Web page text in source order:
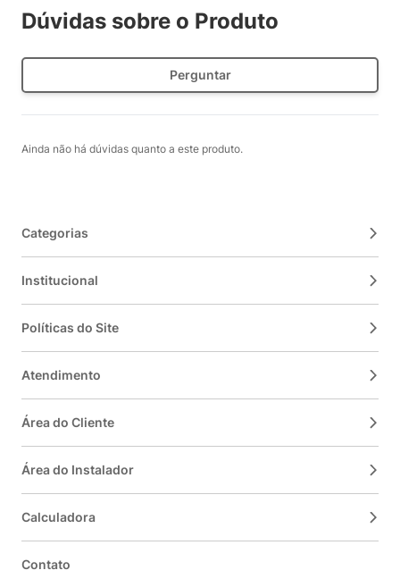
Dúvidas sobre o Produto
Perguntar
Ainda não há dúvidas quanto a este produto.
Categorias
Institucional
Políticas do Site
Atendimento
Área do Cliente
Área do Instalador
Calculadora
Contato